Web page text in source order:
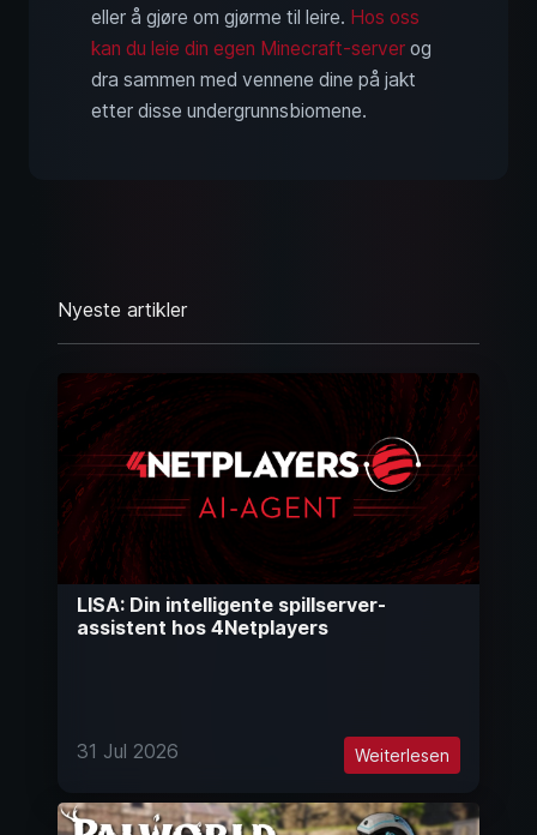
eller å gjøre om gjørme til leire. Hos oss
kan du leie din egen Minecraft-server og
dra sammen med vennene dine på jakt
etter disse undergrunnsbiomene.
Nyeste artikler
LISA: Din intelligente spillserver-
assistent hos 4Netplayers
31 Jul 2026 Weiterlesen